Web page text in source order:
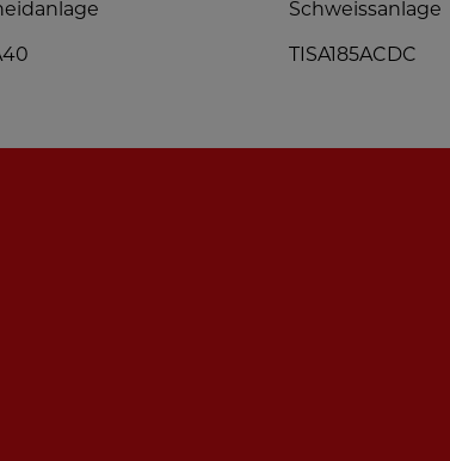
Schweissanlage
TISA185ACDC